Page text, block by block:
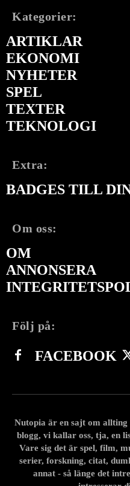
Kategorier:
ARTIKLAR
EKONOMI
NYHETER
SPEL
TEXTER
TEKNOLOGI
Extra:
BADGES TILL
Om oss:
OM
ANNONSERA
Följ på:
FACEBOOK
Nutopia är en sajt om allting
blogg, vi kallar oss, tja, en
Vare sig det är spel, film,
serier, forskning, citat,
annat - så länge det